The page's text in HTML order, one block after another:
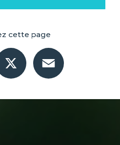
cette page